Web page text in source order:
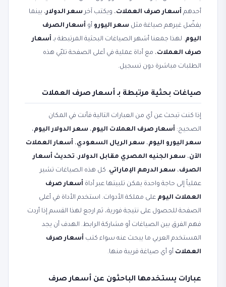
أحدهم أسعار صرف العملات، ويكتب آخر سعر الدولار، بينما
يفضّل غيرهم صياغة مثل سعر اليورو أو أسعار الصرف
اليوم. لهذا جمعنا أشهر الصياغات البحثية المرتبطة بـ أسعار
صرف العملات، مع أداة عملية في أعلى الصفحة تلبّي هذه
الطلبات مباشرة دون تسجيل.
صياغات بحثية مرتبطة بـ أسعار صرف العملات
إذا كنت تبحث عن أي من العبارات التالية فأنت في المكان
الصحيح: أسعار صرف العملات اليوم، سعر الدولار اليوم،
سعر اليورو اليوم، سعر الريال السعودي، أسعار العملات
الآن، سعر الجنيه المصري مقابل الدولار، تحديث أسعار
الصرف، سعر الدرهم الإماراتي. كل هذه الصياغات تشير
عملياً إلى حاجة واحدة يمكن تلبيتها عبر أداة أسعار صرف
العملات اليوم على مملكة الأدوات. استخدم الأداة في أعلى
الصفحة للحصول على نتيجة فورية، ثم ارجع لهذا القسم إذا أردت
فهم الفرق بين الصياغات أو مشاركة الرابط. الهدف أن يجد
المستخدم العربي ما يبحث عنه سواء كتب أسعار صرف
العملات أو أي صياغة قريبة منها.
عبارات يستخدمها الباحثون عن أسعار صرف